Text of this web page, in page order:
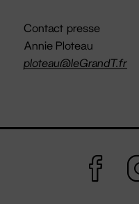
Contact presse
Annie Ploteau
ploteau@leGrandT.fr